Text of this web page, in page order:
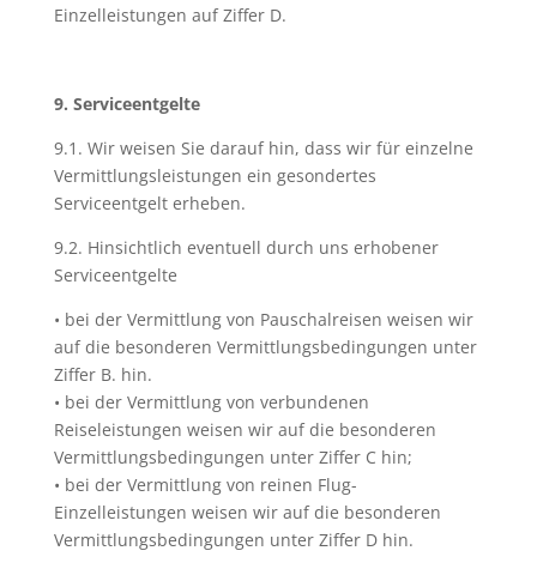
Einzelleistungen auf Ziffer D.
9. Serviceentgelte
9.1. Wir weisen Sie darauf hin, dass wir für einzelne
Vermittlungsleistungen ein gesondertes
Serviceentgelt erheben.
9.2. Hinsichtlich eventuell durch uns erhobener
Serviceentgelte
• bei der Vermittlung von Pauschalreisen weisen wir
auf die besonderen Vermittlungsbedingungen unter
Ziffer B. hin.
• bei der Vermittlung von verbundenen
Reiseleistungen weisen wir auf die besonderen
Vermittlungsbedingungen unter Ziffer C hin;
• bei der Vermittlung von reinen Flug-
Einzelleistungen weisen wir auf die besonderen
Vermittlungsbedingungen unter Ziffer D hin.